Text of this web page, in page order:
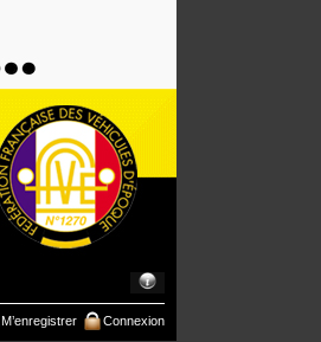
M’enregistrer Connexion